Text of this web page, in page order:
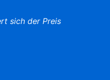
sich der Preis